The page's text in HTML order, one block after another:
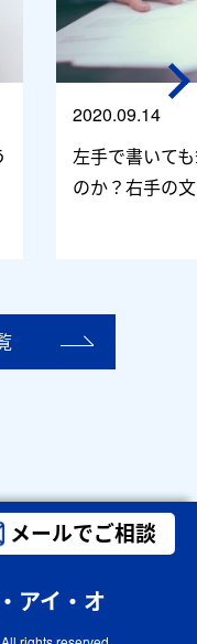
2020.09.14
左手で書いて
のか？右手の
メールでご相談
アイ・オ